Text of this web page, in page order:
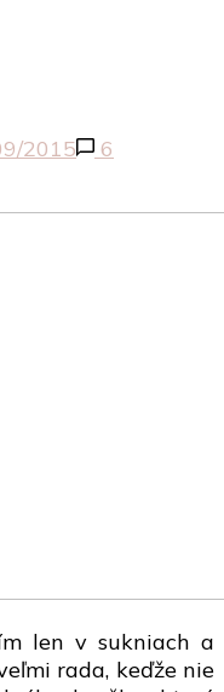
2015
6
len v sukniach a
rada, keďže nie